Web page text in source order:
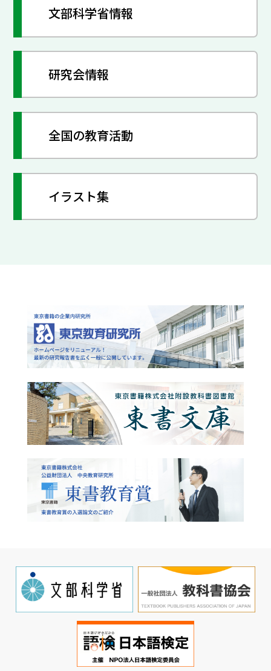
文部科学省情報
研究会情報
全国の教育活動
イラスト集